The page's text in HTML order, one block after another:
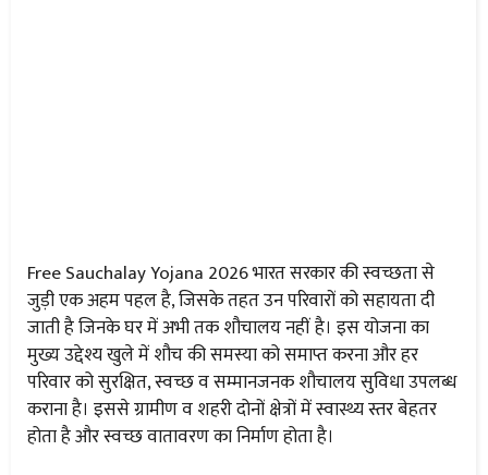
Free Sauchalay Yojana 2026 भारत सरकार की स्वच्छता से
जुड़ी एक अहम पहल है, जिसके तहत उन परिवारों को सहायता दी
जाती है जिनके घर में अभी तक शौचालय नहीं है। इस योजना का
मुख्य उद्देश्य खुले में शौच की समस्या को समाप्त करना और हर
परिवार को सुरक्षित, स्वच्छ व सम्मानजनक शौचालय सुविधा उपलब्ध
कराना है। इससे ग्रामीण व शहरी दोनों क्षेत्रों में स्वास्थ्य स्तर बेहतर
होता है और स्वच्छ वातावरण का निर्माण होता है।